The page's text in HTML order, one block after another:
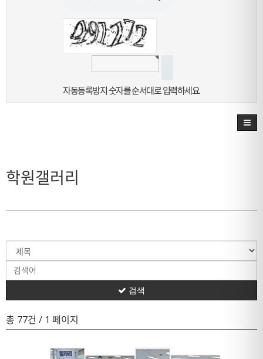
자동등록방지 숫자를 순서대로 입력하세요.
학원갤러리
총 77건 / 1 페이지
검색